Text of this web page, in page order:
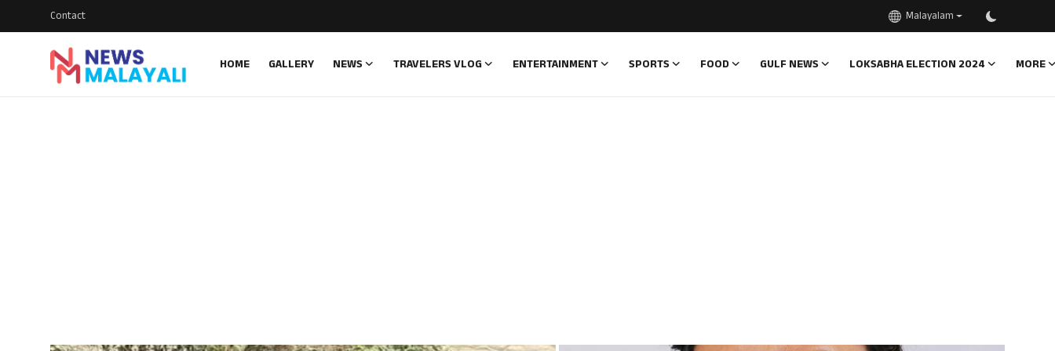
Contact Malayalam
HOME GALLERY NEWS TRAVELERS VLOG ENTERTAINMENT SPORTS FOOD GULF NEWS LOKSABHA ELECTION 2024 MORE